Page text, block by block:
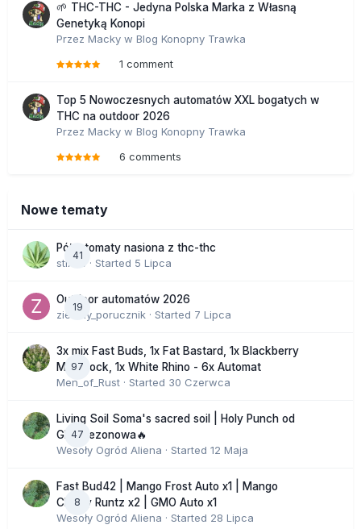
🌱 THC-THC - Jedyna Polska Marka z Własną
Genetyką Konopi
Przez Macky w Blog Konopny Trawka
1 comment
Top 5 Nowoczesnych automatów XXL bogatych w
THC na outdoor 2026
Przez Macky w Blog Konopny Trawka
6 comments
Nowe tematy
41
Półautomaty nasiona z thc-thc
stix33 · Started 5 Lipca
19
Outdoor automatów 2026
zielony_porucznik · Started 7 Lipca
97
3x mix Fast Buds, 1x Fat Bastard, 1x Blackberry
Moonrock, 1x White Rhino - 6x Automat
Men_of_Rust · Started 30 Czerwca
47
Living Soil Soma's sacred soil | Holy Punch od
GHS sezonowa🔥
Wesoły Ogród Aliena · Started 12 Maja
8
Fast Bud42 | Mango Frost Auto x1 | Mango
Cherry Runtz x2 | GMO Auto x1
Wesoły Ogród Aliena · Started 28 Lipca